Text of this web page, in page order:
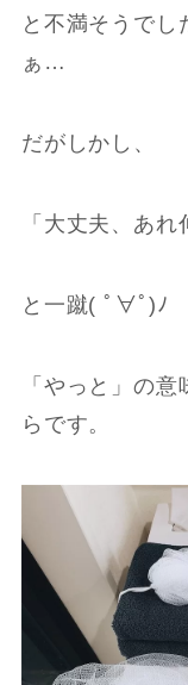
と不満そうでし
ぁ…
だがしかし、
「大丈夫、あ
と一蹴( ﾟ∀ﾟ)ﾉ
「やっと」の
らです。